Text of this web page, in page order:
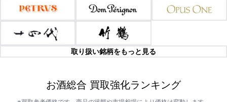
取り扱い銘柄をもっと見る
お酒総合 買取強化ランキング